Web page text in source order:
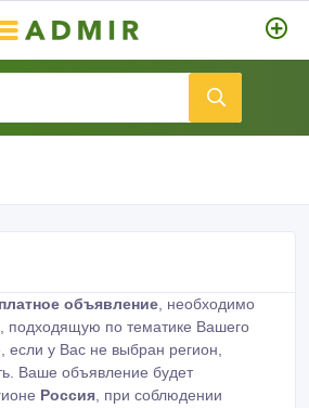
объявление , необходимо
подходящую по тематике Вашего
если у Вас не выбран регион,
Ваше объявление будет
Россия , при соблюдении